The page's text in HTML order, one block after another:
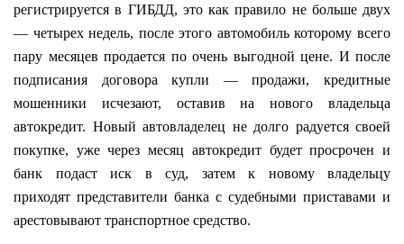
регистрируется в ГИБДД, это как правило не больше двух
— четырех недель, после этого автомобиль которому всего
пару месяцев продается по очень выгодной цене. И после
подписания договора купли — продажи, кредитные
мошенники исчезают, оставив на нового владельца
автокредит. Новый автовладелец не долго радуется своей
покупке, уже через месяц автокредит будет просрочен и
банк подаст иск в суд, затем к новому владельцу
приходят представители банка с судебными приставами и
арестовывают транспортное средство.